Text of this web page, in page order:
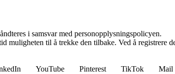
i samsvar med personopplysningspolicyen.
muligheten til å trekke den tilbake. Ved å registrere
YouTube Pinterest TikTok Mail